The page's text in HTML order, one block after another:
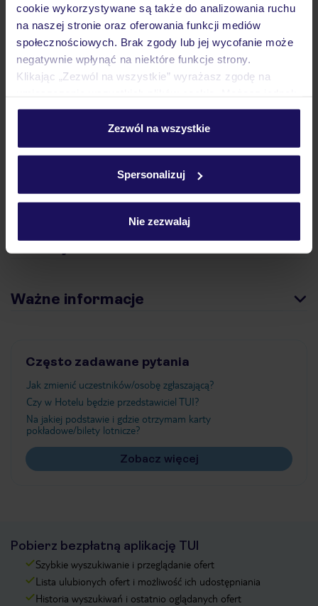
cookie wykorzystywane są także do analizowania ruchu
na naszej stronie oraz oferowania funkcji mediów
społecznościowych. Brak zgody lub jej wycofanie może
negatywnie wpłynąć na niektóre funkcje strony.
Klikając „Zezwól na wszystkie” wyrażasz zgodę na
personalizować swój wybór wchodząc w zakładkę
Szczegółowe informacje o plikach cookie znajdziesz
Zezwól na wszystkie
Spersonalizuj
Nie zezwalaj
Hotel
Opinie
Wyżywienie
Atrakcje
Ważne informacje
Często zadawane pytania
Jak zmienić uczestników/osobę zgłaszającą?
Czy w Hotelu będzie przedstawiciel TUI?
Na jakiej podstawie i gdzie otrzymam karty
pokładowe/bilety lotnicze?
Zobacz więcej
Pobierz bezpłatną aplikację TUI
Szybkie wyszukiwanie i przeglądanie ofert
Lista ulubionych ofert i możliwość ich udostępniania
Historia wyszukiwań i ostatnio oglądanych ofert